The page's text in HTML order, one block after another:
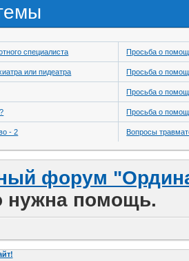
специалиста Просьба о
или пидеатра Просьба о
Просьба о
Просьба о
- 2 Вопросы
форум
нужна помощь.